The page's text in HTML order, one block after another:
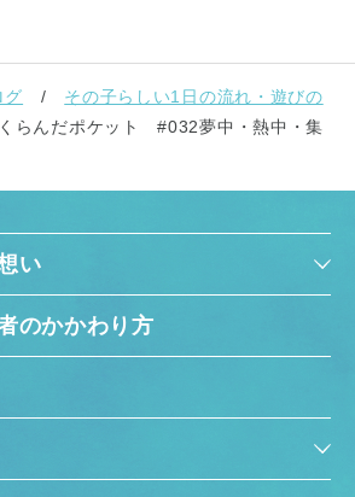
グ
その子らしい1日の流れ・遊びの
らんだポケット #032夢中・熱中・集
い
のかかわり方